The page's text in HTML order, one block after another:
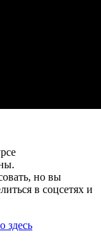
но вы
в соцсетях и
здесь